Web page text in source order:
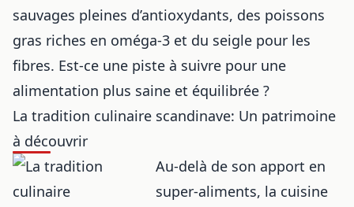
sauvages pleines d’antioxydants, des poissons
gras riches en oméga-3 et du seigle pour les
fibres. Est-ce une piste à suivre pour une
alimentation plus saine et équilibrée ?
La tradition culinaire scandinave: Un patrimoine
à découvrir
Au-delà de son apport en
super-aliments, la cuisine